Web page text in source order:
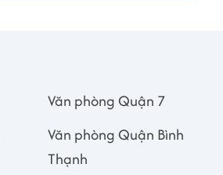
Văn phòng Quận 7
Văn phòng Quận Bình
Thạnh